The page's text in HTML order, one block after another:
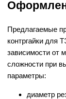
Предлагаемые
контргайки для
зависимости от
сложности при
параметры:
диаметр